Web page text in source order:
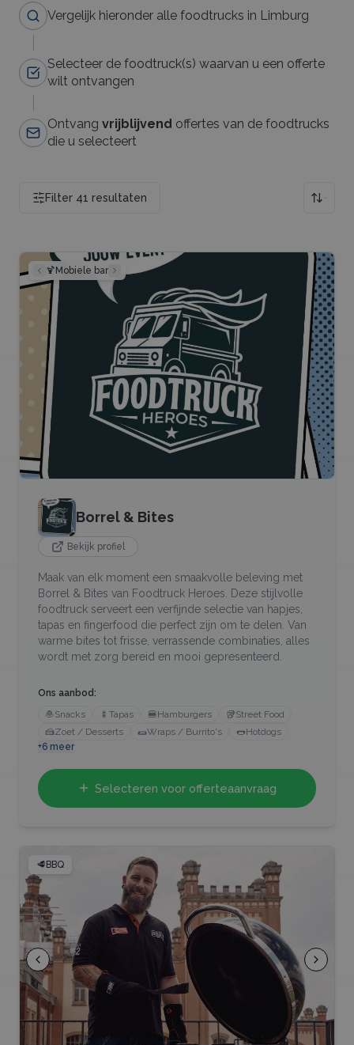
Vergelijk hieronder alle foodtrucks in Limburg
Selecteer de foodtruck(s) waarvan u een offerte
wilt ontvangen
Ontvang vrijblijvend offertes van de foodtrucks
die u selecteert
Filter 41 resultaten
🍹Mobiele bar
Borrel & Bites
Bekijk profiel
Maak van elk moment een smaakvolle beleving met
Borrel & Bites van Foodtruck Heroes. Deze stijlvolle
foodtruck serveert een verfijnde selectie van hapjes,
tapas en fingerfood die perfect zijn om te delen. Van
warme bites tot frisse, verrassende combinaties, alles
wordt met zorg bereid en mooi gepresenteerd.
Ons aanbod:
🧆Snacks 🍢 Tapas 🍔Hamburgers 🥡Street Food
🍰Zoet / Desserts 🌯Wraps / Burrito's 🌭Hotdogs
+6 meer
Selecteren voor offerteaanvraag
🥩BBQ